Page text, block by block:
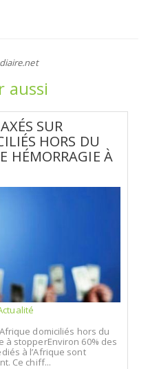
aussi
SUR
HORS DU
HÉMORRAGIE À
domiciliés hors du
à stopperEnviron 60% des
à l’Afrique sont
Ce chiff...